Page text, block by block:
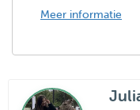
Meer informatie